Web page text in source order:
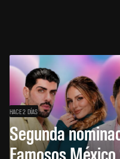
HACE 2 DÍAS
Segunda
Famosos